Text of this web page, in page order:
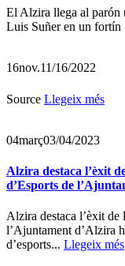
El Alzira llega al parón
Luis Suñer en un fortín
16nov.11/16/2022
Source Llegeix més
04març03/04/2023
Alzira destaca l’èxit
d’Esports de
Alzira destaca l’èxit de
l’Ajuntament d’Alzira
d’esports... Llegeix més